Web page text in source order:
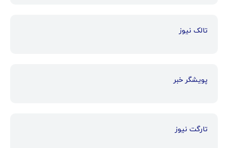
تالک نیوز
پویشگر خبر
تارگت نیوز